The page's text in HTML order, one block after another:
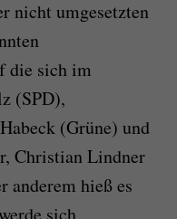
nicht umgesetzten
die sich im
(SPD),
(Grüne) und
Christian Lindner
anderem hieß es
sich